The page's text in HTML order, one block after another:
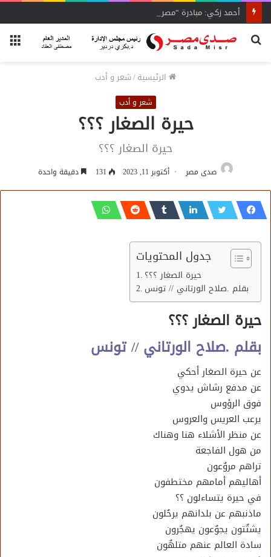
أحمد زكي: مبادرة “مصر تنطلق بالتصدير”
بحث
الرئيسية/شعر و أدب
شعر و أدب
حيرة الصغار ؟؟؟
حيرة الصغار ؟؟؟
صدى مصر أكتوبر 11, 2023 131 دقيقة واحدة
جدول المحتويات
حيرة الصغار ؟؟؟
بقلم .صلاح الورتاني // تونس
حيرة الصغار ؟؟؟
بقلم .صلاح الورتاني // تونس
عن حيرة الصغار أحكي
عن مدفع رشاش يدوي
فوق الرؤوس
يرعب العريس والعروس
عن منظر الأشلاء هنا وهناك
من هول الفاجعة
تراهم مروٌعون
أهاليهم أمامهم مختطفون
في حيرة يتساءلون ؟؟
ماذنبهم عن بلدانهم يرحٌلون
يشتٌتون يجوٌعون يهجٌرون
سادة العالم عنهم متلهٌون